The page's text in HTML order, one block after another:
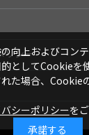
リシー
向上およびコン
としてCookieを
た場合、Cookie
シーポリシーを
承諾する